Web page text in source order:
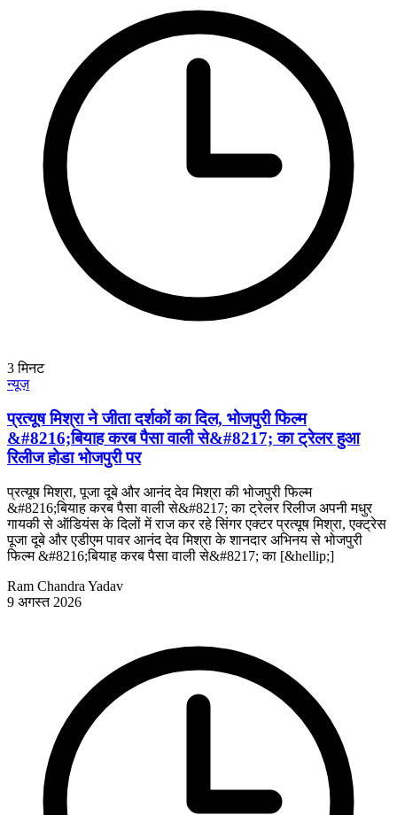
3मिनट
न्यूज़
प्रत्यूष मिश्रा ने जीता दर्शकों का दिल, भोजपुरी फिल्म
&#8216;बियाह करब पैसा वाली से&#8217; का ट्रेलर हुआ
रिलीज होडा भोजपुरी पर
प्रत्यूष मिश्रा, पूजा दूबे और आनंद देव मिश्रा की भोजपुरी फिल्म
&#8216;बियाह करब पैसा वाली से&#8217; का ट्रेलर रिलीज अपनी मधुर
गायकी से ऑडियंस के दिलों में राज कर रहे सिंगर एक्टर प्रत्यूष मिश्रा, एक्ट्रेस
पूजा दूबे और एडीएम पावर आनंद देव मिश्रा के शानदार अभिनय से भोजपुरी
फिल्म &#8216;बियाह करब पैसा वाली से&#8217; का [&hellip;]
Ram Chandra Yadav
9 अगस्त 2026